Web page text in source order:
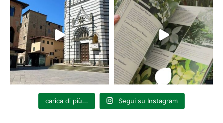
carica di più... Segui su Instagram